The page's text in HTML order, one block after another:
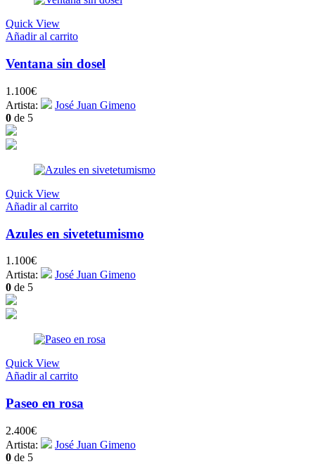
Quick View
Añadir al carrito
Ventana sin dosel
1.100€
Artista:
José Juan Gimeno
0 de 5
Quick View
Añadir al carrito
Azules en sivetetumismo
1.100€
Artista:
José Juan Gimeno
0 de 5
Quick View
Añadir al carrito
Paseo en rosa
2.400€
Artista:
José Juan Gimeno
0 de 5